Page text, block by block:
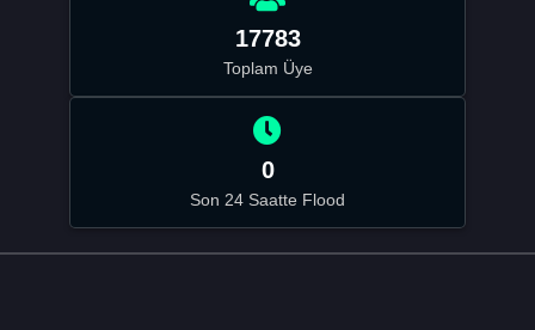
17783
Toplam Üye
0
Son 24 Saatte Flood